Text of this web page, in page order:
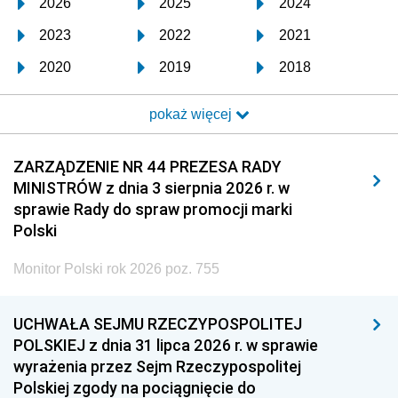
2026 2025 2024
2023 2022 2021
2020 2019 2018
2017 2016 2015
2014 2013 2012
2011 2010 2009
2008 2007 2006
2005
1996 1995 1994
1993 1992 1991
1990 1989
pokaż więcej
ZARZĄDZENIE NR 44 PREZESA RADY
MINISTRÓW z dnia 3 sierpnia 2026 r. w
sprawie Rady do spraw promocji marki
Polski
Monitor Polski rok 2026 poz. 755
UCHWAŁA SEJMU RZECZYPOSPOLITEJ
POLSKIEJ z dnia 31 lipca 2026 r. w sprawie
wyrażenia przez Sejm Rzeczypospolitej
Polskiej zgody na pociągnięcie do